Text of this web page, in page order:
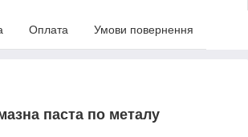
Оплата Умови повернення
паста по металу